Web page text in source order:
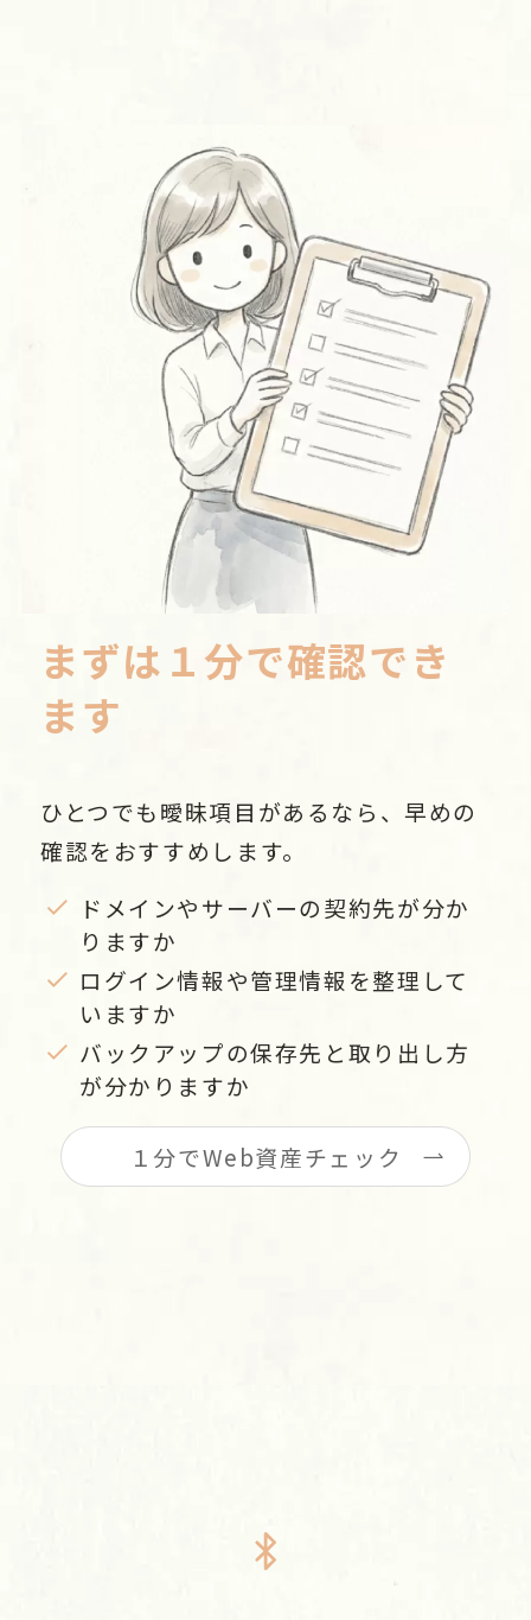
まずは１分で確認でき
ます
ひとつでも曖昧項目があるなら、早めの
確認をおすすめします。
ドメインやサーバーの契約先が分か
りますか
ログイン情報や管理情報を整理して
いますか
バックアップの保存先と取り出し方
が分かりますか
１分でWeb資産チェック